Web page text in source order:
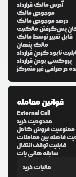
آدرس مالک قرارداد
موجودی مالک
درصد موجودی مالک
پس‌گرفتن مالکیت
قابل تغییر توسط مالک
مالک پنهان
نابود کردن قرارداد
پروکسی بودن قرارداد
در صرافی غیر متمرکز
قوانین معامله
External Call
محدودیت خرید
ممنوعیت فروش کامل
فاصله بین معاملات
قابلیت توقف انتقال
سابقه هانی پات
مالیات خرید